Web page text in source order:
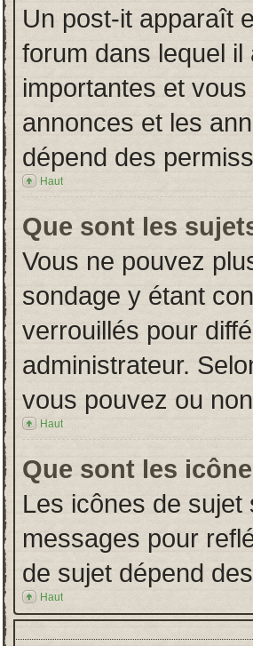
Un post-it apparaît
forum dans lequel
importantes et
annonces et les
dépend des
Haut
Que sont les
Vous ne pouvez
sondage y étant
verrouillés pour
administrateur.
vous pouvez ou
Haut
Que sont les
Les icônes de
messages pour
de sujet dépend
Haut